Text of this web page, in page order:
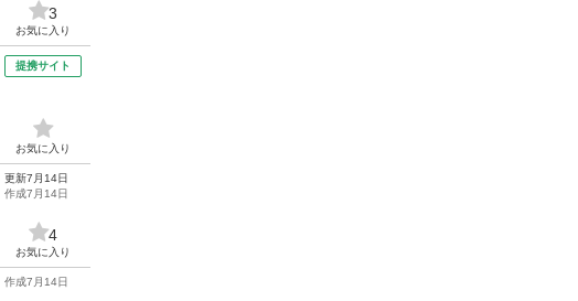
3
お気に入り
提携サイト
お気に入り
更新7月14日
作成7月14日
4
お気に入り
作成7月14日